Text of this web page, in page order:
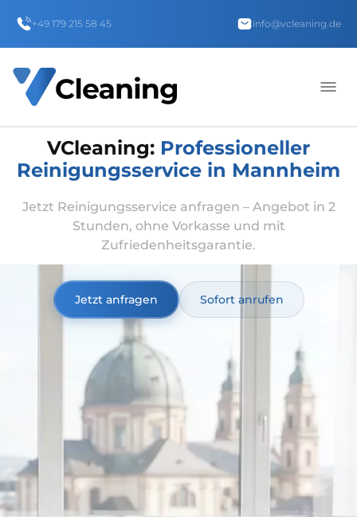
+49 179 215 58 45 info@vcleaning.de
VCleaning: Professioneller
Reinigungsservice in Mannheim
Jetzt Reinigungsservice anfragen – Angebot in 2
Stunden, ohne Vorkasse und mit
Zufriedenheitsgarantie.
Jetzt anfragen Sofort anrufen